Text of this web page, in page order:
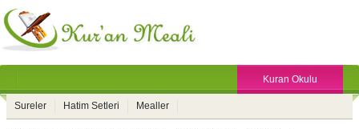
Kuran Okulu
Sureler Hatim Setleri Mealler